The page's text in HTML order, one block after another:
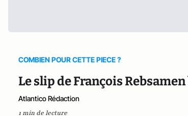
COMBIEN POUR CETTE PIECE ?
Le slip de François
Atlantico Rédaction
1 min de lecture